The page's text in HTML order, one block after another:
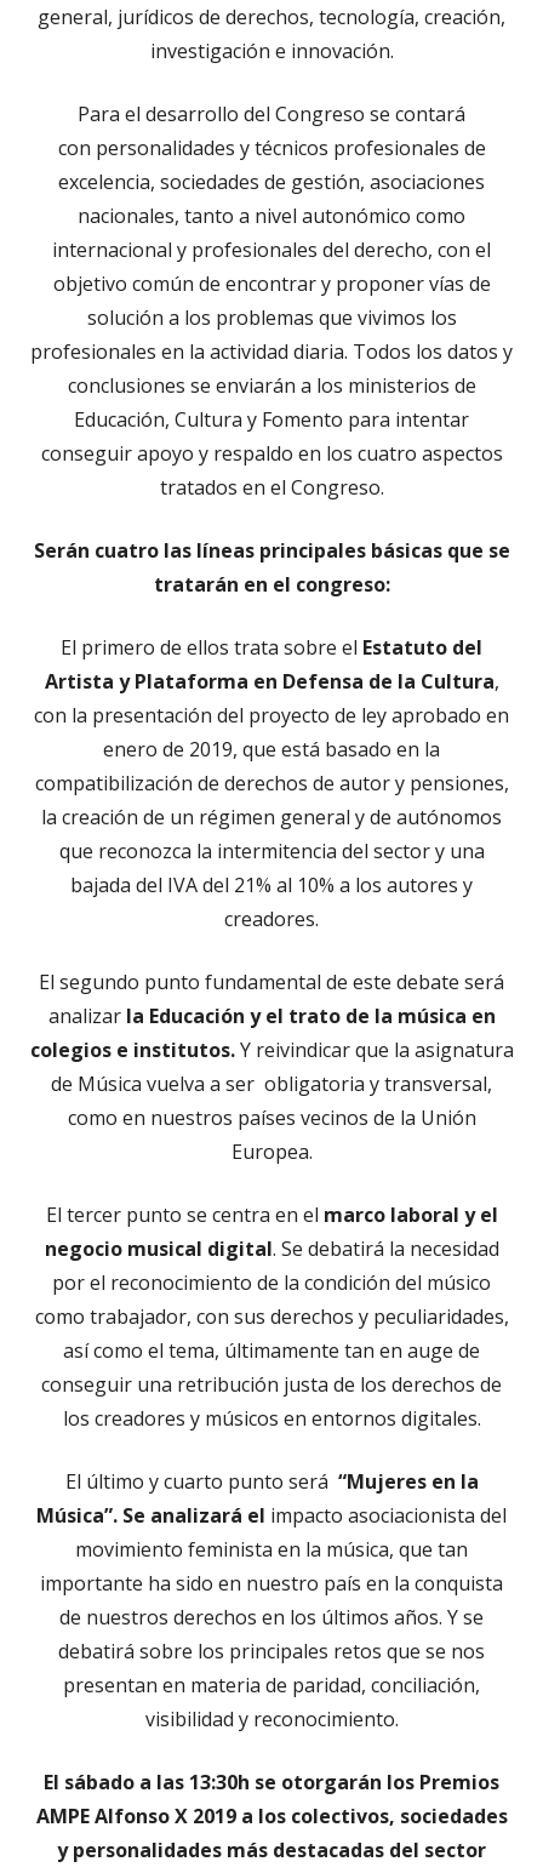
general, jurídicos de derechos, tecnología, creación,
investigación e innovación.
Para el desarrollo del Congreso se contará
con personalidades y técnicos profesionales de
excelencia, sociedades de gestión, asociaciones
nacionales, tanto a nivel autonómico como
internacional y profesionales del derecho, con el
objetivo común de encontrar y proponer vías de
solución a los problemas que vivimos los
profesionales en la actividad diaria. Todos los datos y
conclusiones se enviarán a los ministerios de
Educación, Cultura y Fomento para intentar
conseguir apoyo y respaldo en los cuatro aspectos
tratados en el Congreso.
Serán cuatro las líneas principales básicas que se
tratarán en el congreso:
El primero de ellos trata sobre el Estatuto del
Artista y Plataforma en Defensa de la Cultura,
con la presentación del proyecto de ley aprobado en
enero de 2019, que está basado en la
compatibilización de derechos de autor y pensiones,
la creación de un régimen general y de autónomos
que reconozca la intermitencia del sector y una
bajada del IVA del 21% al 10% a los autores y
creadores.
El segundo punto fundamental de este debate será
analizar la Educación y el trato de la música en
colegios e institutos.Y reivindicar que la asignatura
de Música vuelva a ser obligatoria y transversal,
como en nuestros países vecinos de la Unión
Europea.
El tercer punto se centra en el marco laboral y el
negocio musical digital. Se debatirá la necesidad
por el reconocimiento de la condición del músico
como trabajador, con sus derechos y peculiaridades,
así como el tema, últimamente tan en auge de
conseguir una retribución justa de los derechos de
los creadores y músicos en entornos digitales.
El último y cuarto punto será “Mujeres en la
Música”. Se analizará el impacto asociacionista del
movimiento feminista en la música, que tan
importante ha sido en nuestro país en la conquista
de nuestros derechos en los últimos años. Y se
debatirá sobre los principales retos que se nos
presentan en materia de paridad, conciliación,
visibilidad y reconocimiento.
El sábado a las 13:30h se otorgarán los Premios
AMPE Alfonso X 2019 a los colectivos, sociedades
y personalidades más destacadas del sector